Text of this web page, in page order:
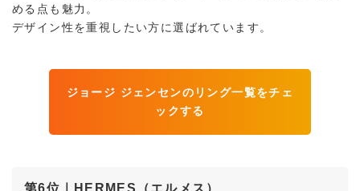
める点も魅力。
デザイン性を重視したい方に選ばれています。
ジョージ ジェンセンのリング一覧をチェ
ックする